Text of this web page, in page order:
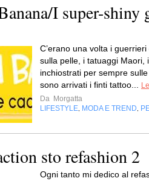
I super-shiny
C’erano una volta i
sulla pelle, i tatuaggi Maori,
inchiostrati per sempre
sono arrivati i finti tattoo...
Da Morgatta
LIFESTYLE MODA E TREND
sto refashion 2
Ogni tanto mi dedico al